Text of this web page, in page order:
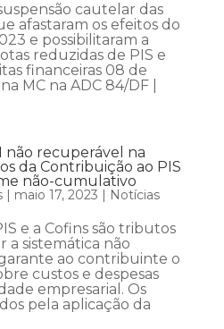
cautelar das
afastaram os efeitos do
e possibilitaram a
reduzidas de PIS e
financeiras 08 de
MC na ADC 84/DF |
recuperável na
da Contribuição ao PIS
não-cumulativo
| maio 17, 2023 | Notícias
e a Cofins são tributos
a sistemática não
ao contribuinte o
custos e despesas
empresarial. Os
pela aplicação da